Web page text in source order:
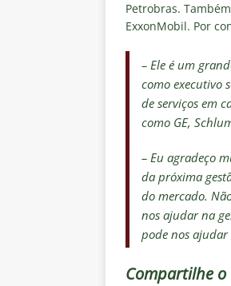
Petrobras.
ExxonMobil. Por
– Ele é um
como executivo
de serviços em
como GE,
– Eu agradeço
da próxima
do mercado.
nos ajudar na
pode nos
Compartilhe o